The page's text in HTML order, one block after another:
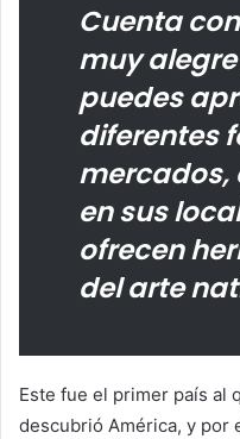
Cuenta
muy
puedes
diferentes
mercados,
en sus
ofrecen
del arte
Este fue el primer país al
descubrió América, y por